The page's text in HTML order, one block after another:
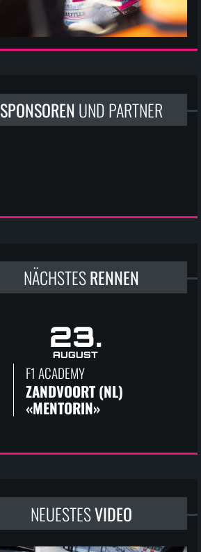
Carrie Schreiner an ihrem
SPONSORENUND PARTNER
NÄCHSTESRENNEN
23.
AUGUST
F1 ACADEMY
ZANDVOORT (NL) 
«MENTORIN»
NEUESTESVIDEO